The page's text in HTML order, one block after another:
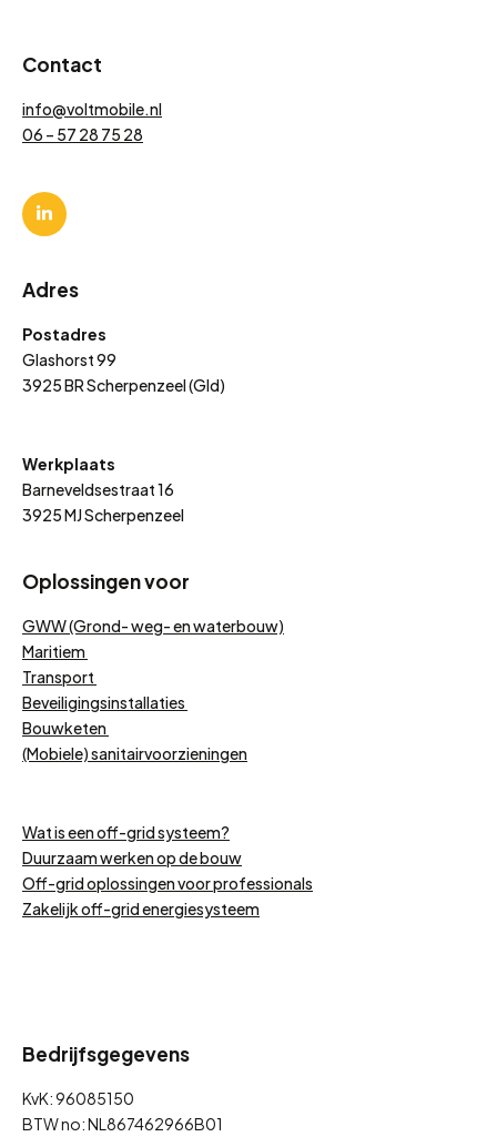
Contact
info@voltmobile.nl
06 – 57 28 75 28
Adres
Postadres
Glashorst 99
3925 BR Scherpenzeel (Gld)
Werkplaats
Barneveldsestraat 16
3925 MJ Scherpenzeel
Oplossingen voor
GWW (Grond- weg- en waterbouw)
Maritiem
Transport
Beveiligingsinstallaties
Bouwketen
(Mobiele) sanitairvoorzieningen
Wat is een off-grid systeem?
Duurzaam werken op de bouw
Off-grid oplossingen voor professionals
Zakelijk off-grid energiesysteem
Bedrijfsgegevens
KvK: 96085150
BTW no: NL867462966B01